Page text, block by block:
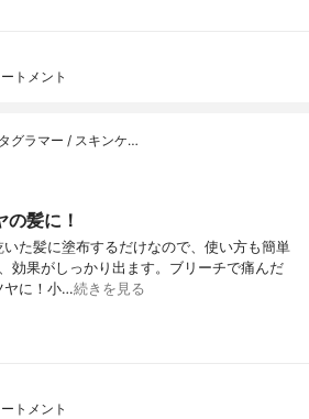
トメント
グラマー / スキンケ…
髪に！
た髪に塗布するだけなので、使い方も簡単
効果がしっかり出ます。ブリーチで痛んだ
ヤに！小…続きを見る
トメント